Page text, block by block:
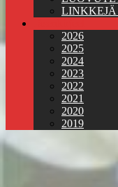
2026
2025
2024
2023
2022
2021
2020
2019